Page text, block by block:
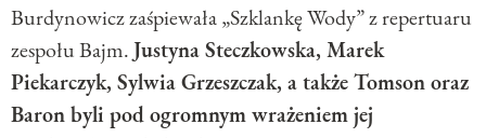
Burdynowicz zaśpiewała „Szklankę Wody” z repertuaru
zespołu Bajm.Justyna Steczkowska, Marek
Piekarczyk, Sylwia Grzeszczak, a także Tomson oraz
Baron byli pod ogromnym wrażeniem jej